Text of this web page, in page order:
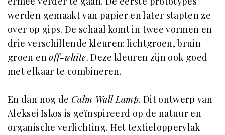
werden gemaakt van papier en later stapten ze
over op gips. De schaal komt in twee vormen en
drie verschillende kleuren: lichtgroen, bruin
groen enoff-white. Deze kleuren zijn ook goed
met elkaar te combineren.
En dan nog de Calm Wall Lamp. Dit ontwerp van
Aleksej Iskos is geïnspireerd op de natuur en
organische verlichting. Het textieloppervlak